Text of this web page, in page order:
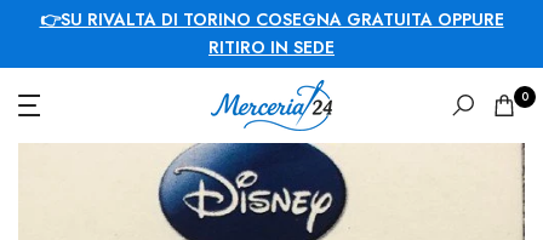
RIVALTA DI TORINO COSEGNA GRATUITA OPPURE
RITIRO IN SEDE
0